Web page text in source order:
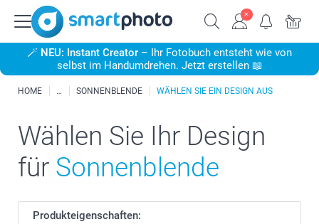
🪄 NEU: Instant Creator – Ihr Fotobuch entsteht wie von
selbst im Handumdrehen. Jetzt erstellen 📖
HOME SONNENBLENDE WÄHLEN SIE EIN DESIGN AUS
Wählen Sie Ihr Design
für Sonnenblende
Produkteigenschaften: